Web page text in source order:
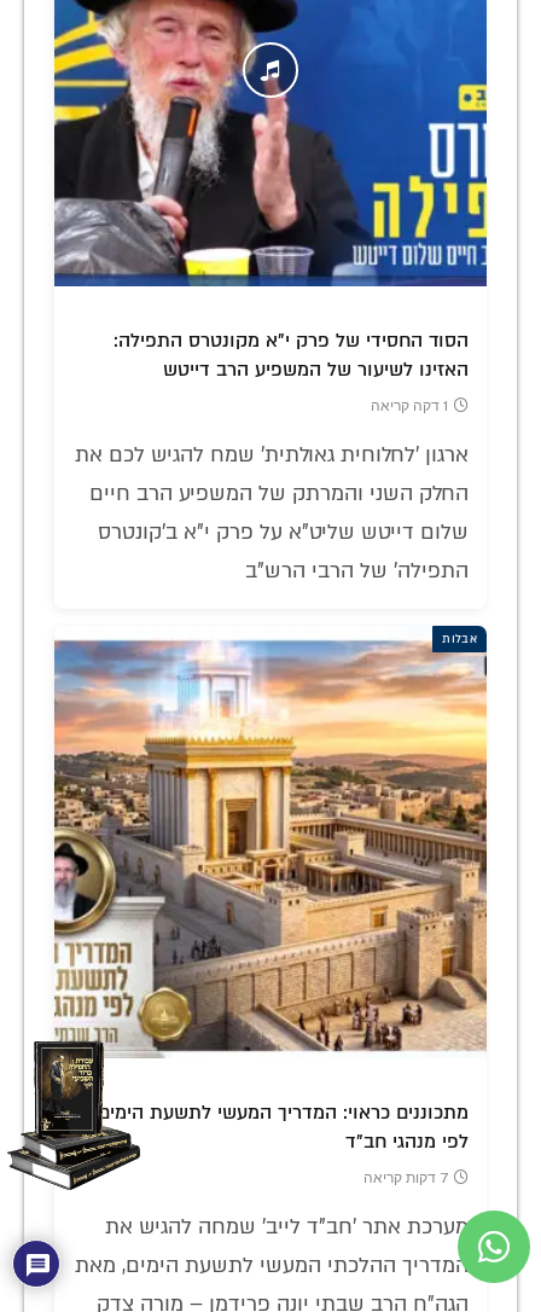
הסוד החסידי של פרק י"א מקונטרס התפילה:
האזינו לשיעור של המשפיע הרב דייטש
1 דקה קריאה
ארגון 'לחלוחית גאולתית' שמח להגיש לכם את
החלק השני והמרתק של המשפיע הרב חיים
שלום דייטש שליט"א על פרק י"א ב'קונטרס
התפילה' של הרבי הרש"ב
אבלות
מתכוננים כראוי: המדריך המעשי לתשעת הימים
לפי מנהגי חב"ד
7 דקות קריאה
מערכת אתר 'חב"ד לייב' שמחה להגיש את
המדריך ההלכתי המעשי לתשעת הימים, מאת
הגה"ח הרב שבתי יונה פרידמן – מורה צדק